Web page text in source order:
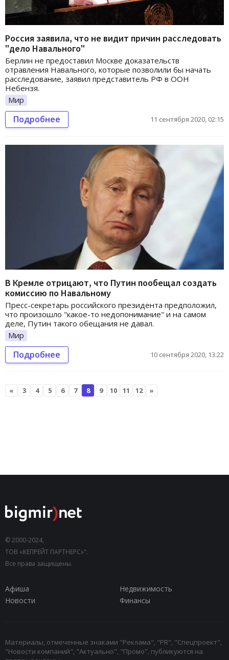
Россия заявила, что не видит причин расследовать
"дело Навального"
Берлин не предоставил Москве доказательств
отравления Навального, которые позволили бы начать
расследование, заявил представитель РФ в ООН
Небензя.
Мир
Подробнее 11 сентября 2020, 02:15
В Кремле отрицают, что Путин пообещал создать
комиссию по Навальному
Пресс-секретарь российского президента предположил,
что произошло "какое-то недопонимание" и на самом
деле, Путин такого обещания не давал.
Мир
Подробнее 10 сентября 2020, 13:22
« 3 4 5 6 7 8 9 10 11 12 »
© 2000-2024,
ТОВ «КЕПРЕЙТ ПАРТНЕРС»".
Все права защищены.
Афиша
Недвижимость
Новости
Финансы
Материалы, отмеченные знаками "Реклама", "PR", "Спецпроект",
"Новости компаний", "Актуально", "Промо", публикуются на